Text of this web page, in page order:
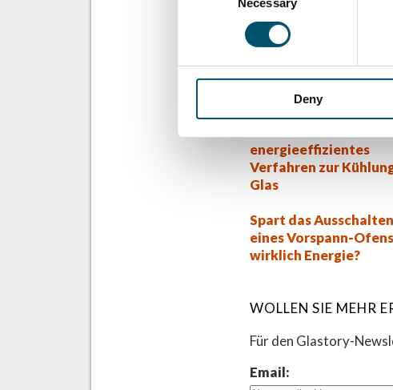
Deny
Related Posts:
Ein neues,
energieeffizientes
Verfahren zur
Glas
Spart das Ausschalten
eines Vorspann-Ofens
wirklich Energie?
WOLLEN SIE MEHR
Für den Glastory-
Email: